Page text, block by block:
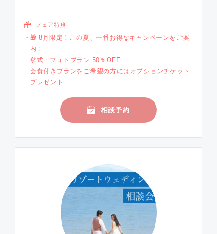
フェア特典
🎁 8月限定！この夏、一番お得なキャンペーンをご案
内！
挙式・フォトプラン 50％OFF
会食付きプランをご希望の方にはオプションチケット
プレゼント
相談予約